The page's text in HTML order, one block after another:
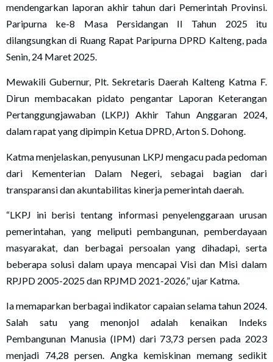
mendengarkan laporan akhir tahun dari Pemerintah Provinsi.
Paripurna ke-8 Masa Persidangan II Tahun 2025 itu
dilangsungkan di Ruang Rapat Paripurna DPRD Kalteng, pada
Senin, 24 Maret 2025.
Mewakili Gubernur, Plt. Sekretaris Daerah Kalteng Katma F.
Dirun membacakan pidato pengantar Laporan Keterangan
Pertanggungjawaban (LKPJ) Akhir Tahun Anggaran 2024,
dalam rapat yang dipimpin Ketua DPRD, Arton S. Dohong.
Katma menjelaskan, penyusunan LKPJ mengacu pada pedoman
dari Kementerian Dalam Negeri, sebagai bagian dari
transparansi dan akuntabilitas kinerja pemerintah daerah.
“LKPJ ini berisi tentang informasi penyelenggaraan urusan
pemerintahan, yang meliputi pembangunan, pemberdayaan
masyarakat, dan berbagai persoalan yang dihadapi, serta
beberapa solusi dalam upaya mencapai Visi dan Misi dalam
RPJPD 2005-2025 dan RPJMD 2021-2026,” ujar Katma.
Ia memaparkan berbagai indikator capaian selama tahun 2024.
Salah satu yang menonjol adalah kenaikan Indeks
Pembangunan Manusia (IPM) dari 73,73 persen pada 2023
menjadi 74,28 persen. Angka kemiskinan memang sedikit